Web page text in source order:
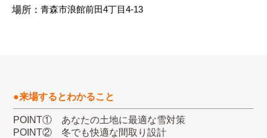
場所： 青森市浪館前田4丁目4-13
●来場するとわかること
POINT① あなたの土地に最適な雪対策
POINT② 冬でも快適な間取り設計